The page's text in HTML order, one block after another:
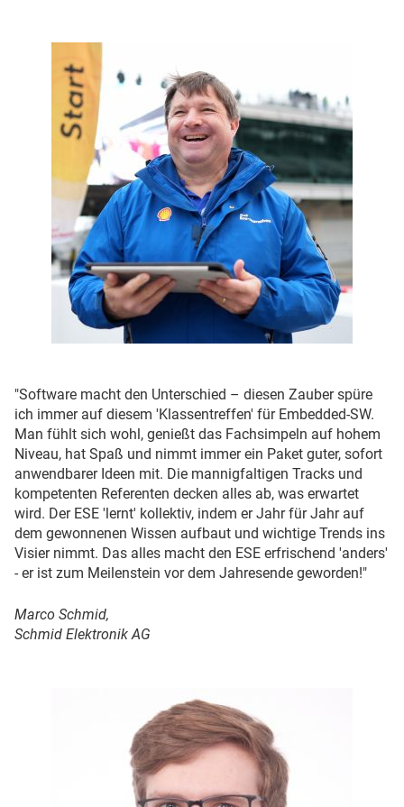
"Software macht den Unterschied – diesen Zauber spüre
ich immer auf diesem 'Klassentreffen' für Embedded-SW.
Man fühlt sich wohl, genießt das Fachsimpeln auf hohem
Niveau, hat Spaß und nimmt immer ein Paket guter, sofort
anwendbarer Ideen mit. Die mannigfaltigen Tracks und
kompetenten Referenten decken alles ab, was erwartet
wird. Der ESE 'lernt' kollektiv, indem er Jahr für Jahr auf
dem gewonnenen Wissen aufbaut und wichtige Trends ins
Visier nimmt. Das alles macht den ESE erfrischend 'anders'
- er ist zum Meilenstein vor dem Jahresende geworden!"
Marco Schmid,
Schmid Elektronik AG